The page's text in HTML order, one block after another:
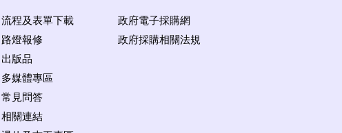
流程及表單下載
路燈報修
出版品
多媒體專區
常見問答
相關連結
政府電子採購網
政府採購相關法規